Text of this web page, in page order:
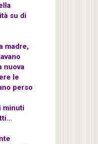
su di
madre,
nuova
le
perso
minuti